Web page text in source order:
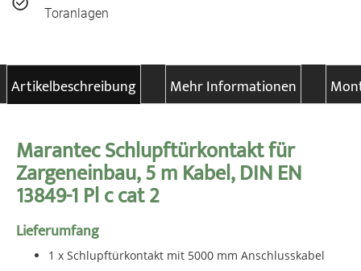
Toranlagen
Artikelbeschreibung Mehr Informationen
Marantec Schlupftürkontakt für
Zargeneinbau, 5 m Kabel, DIN EN
13849-1 Pl c cat 2
Lieferumfang
1 x Schlupftürkontakt mit 5000 mm Anschlusskabel